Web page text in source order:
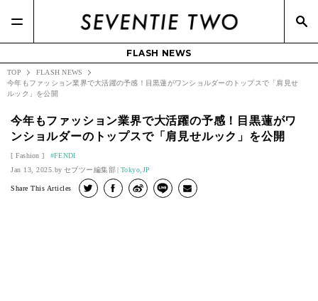
FLASH NEWS
TOP
FLASH NEWS
今年もファッション業界で大活躍の予感！目黒蓮がワンショルダーのトップスで「肩見せ
ルック」を公開
今年もファッション業界で大活躍の予感！目黒蓮がワ
ンショルダーのトップスで「肩見せルック」を公開
Fashion
FENDI
Jan 13, 2025.
セブツー編集部 Tokyo,JP
Share This Articles